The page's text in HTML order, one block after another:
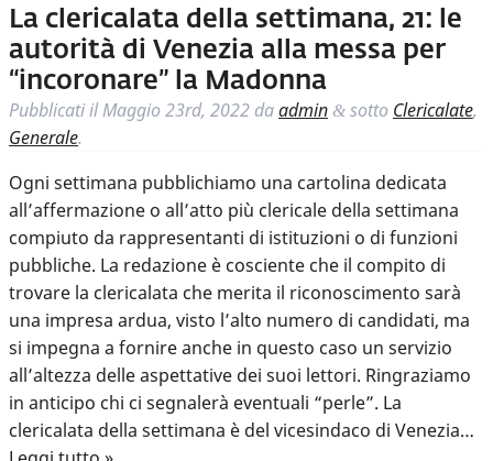
La clericalata della settimana, 21: le
autorità di Venezia alla messa per
“incoronare” la Madonna
Pubblicati ilMaggio 23rd, 2022 daadmin & sotto Clericalate,
Generale.
Ogni settimana pubblichiamo una cartolina dedicata
all’affermazione o all’atto più clericale della settimana
compiuto da rappresentanti di istituzioni o di funzioni
pubbliche. La redazione è cosciente che il compito di
trovare la clericalata che merita il riconoscimento sarà
una impresa ardua, visto l’alto numero di candidati, ma
si impegna a fornire anche in questo caso un servizio
all’altezza delle aspettative dei suoi lettori. Ringraziamo
in anticipo chi ci segnalerà eventuali “perle”. La
clericalata della settimana è del vicesindaco di Venezia…